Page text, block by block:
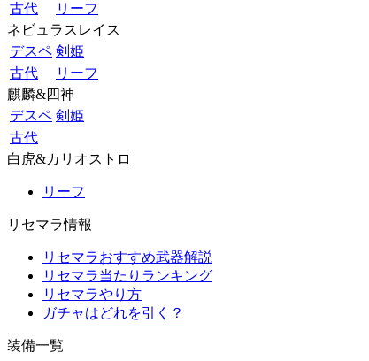
古代
リーフ
ネビュラスレイス
デスペ 剣姫
古代
リーフ
麒麟&四神
デスペ 剣姫
古代
白虎&カリオストロ
リーフ
リセマラ情報
リセマラおすすめ武器解説
リセマラ当たりランキング
リセマラやり方
ガチャはどれを引く？
装備一覧